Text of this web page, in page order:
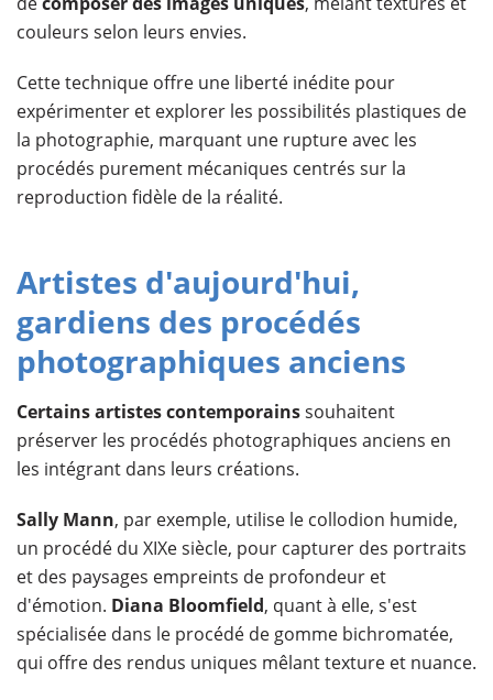
couleurs selon leurs envies.
Cette technique offre une liberté inédite pour
expérimenter et explorer les possibilités plastiques de
la photographie, marquant une rupture avec les
procédés purement mécaniques centrés sur la
reproduction fidèle de la réalité.​
Artistes d'aujourd'hui,
gardiens des procédés
photographiques anciens
Certains artistes contemporainssouhaitent
préserver les procédés photographiques anciens en
les intégrant dans leurs créations.
Sally Mann, par exemple, utilise le collodion humide,
un procédé du XIXe siècle, pour capturer des portraits
et des paysages empreints de profondeur et
d'émotion. Diana Bloomfield, quant à elle, s'est
spécialisée dans le procédé de gomme bichromatée,
qui offre des rendus uniques mêlant texture et nuance.